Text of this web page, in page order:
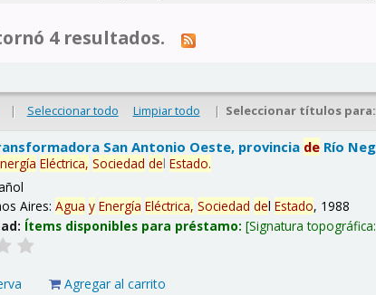
4 resultados.
| Seleccionar todo Limpiar todo | Seleccionar títulos para:
San Antonio Oeste, provincia de Río
Eléctrica, Sociedad delEstado.
Aires:Agua y Energía Eléctrica, Sociedad delEstado, 1988
Ítems disponibles para préstamo: Signatura
Agregar al carrito